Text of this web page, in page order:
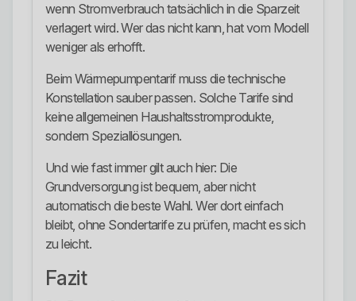
wenn Stromverbrauch tatsächlich in die Sparzeit
verlagert wird. Wer das nicht kann, hat vom Modell
weniger als erhofft.
Beim Wärmepumpentarif muss die technische
Konstellation sauber passen. Solche Tarife sind
keine allgemeinen Haushaltsstromprodukte,
sondern Speziallösungen.
Und wie fast immer gilt auch hier: Die
Grundversorgung ist bequem, aber nicht
automatisch die beste Wahl. Wer dort einfach
bleibt, ohne Sondertarife zu prüfen, macht es sich
zu leicht.
Fazit